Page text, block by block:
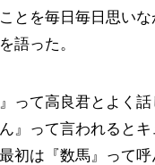
とを毎日毎日思い
語った。
って高良君とよく
』って言われると
初は『数馬』って